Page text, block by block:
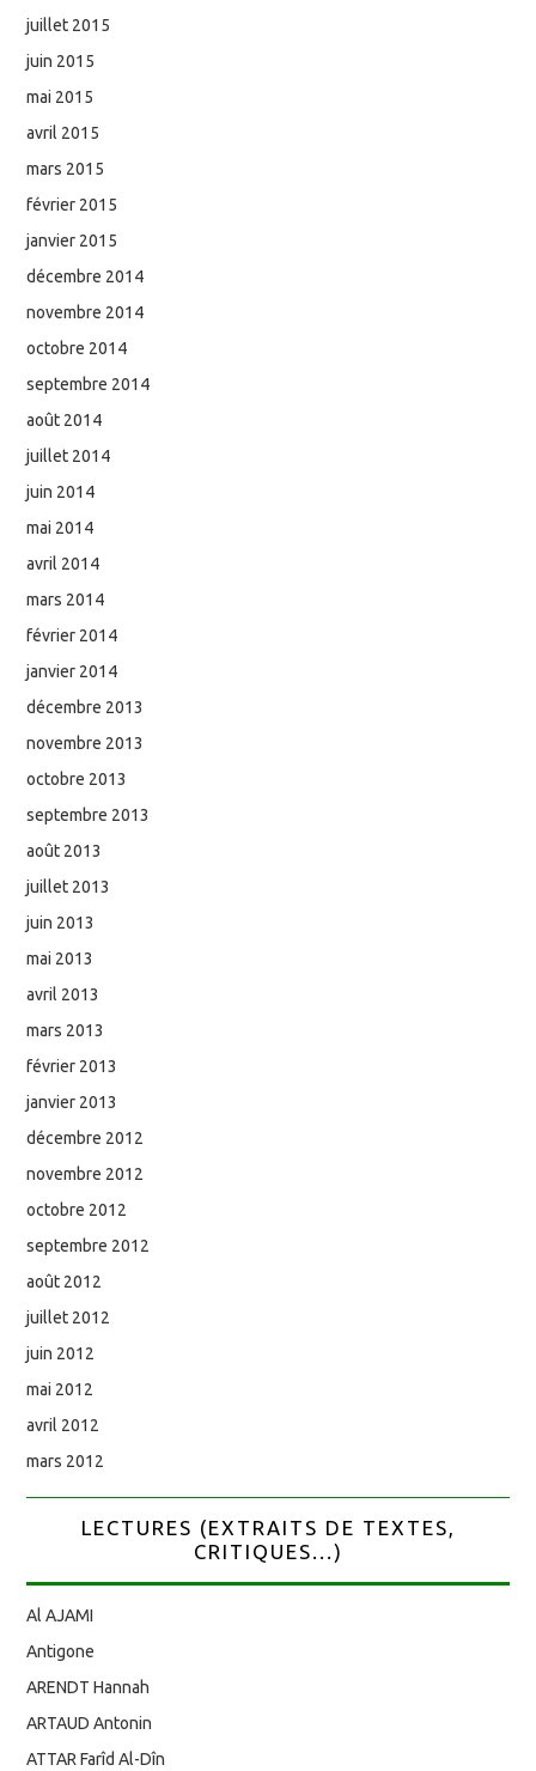
juillet 2015
juin 2015
mai 2015
avril 2015
mars 2015
février 2015
janvier 2015
décembre 2014
novembre 2014
octobre 2014
septembre 2014
août 2014
juillet 2014
juin 2014
mai 2014
avril 2014
mars 2014
février 2014
janvier 2014
décembre 2013
novembre 2013
octobre 2013
septembre 2013
août 2013
juillet 2013
juin 2013
mai 2013
avril 2013
mars 2013
février 2013
janvier 2013
décembre 2012
novembre 2012
octobre 2012
septembre 2012
août 2012
juillet 2012
juin 2012
mai 2012
avril 2012
mars 2012
LECTURES (EXTRAITS DE TEXTES,
CRITIQUES...)
Al AJAMI
Antigone
ARENDT Hannah
ARTAUD Antonin
ATTAR Farîd Al-Dîn